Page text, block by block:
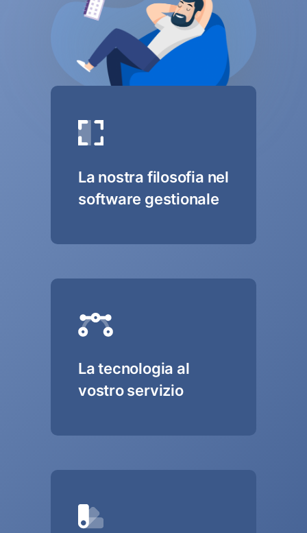
La nostra filosofia nel
software gestionale
La tecnologia al
vostro servizio